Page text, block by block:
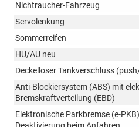
Nichtraucher-Fahrzeug
Servolenkung
Sommerreifen
HU/AU neu
Deckelloser Tankverschluss
Anti-Blockiersystem (ABS) mit
Bremskraftverteilung (EBD)
Elektronische Parkbremse (e-